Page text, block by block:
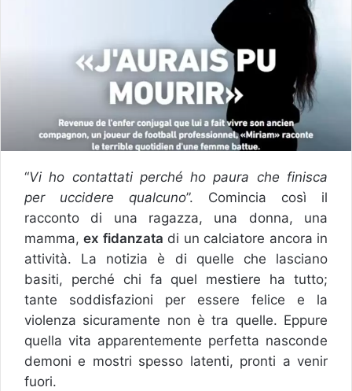
“Vi ho contattati perché ho paura che finisca
per uccidere qualcuno”. Comincia così il
racconto di una ragazza, una donna, una
mamma,ex fidanzata di un calciatore ancora in
attività. La notizia è di quelle che lasciano
basiti, perché chi fa quel mestiere ha tutto;
tante soddisfazioni per essere felice e la
violenza sicuramente non è tra quelle. Eppure
quella vita apparentemente perfetta nasconde
demoni e mostri spesso latenti, pronti a venir
fuori.